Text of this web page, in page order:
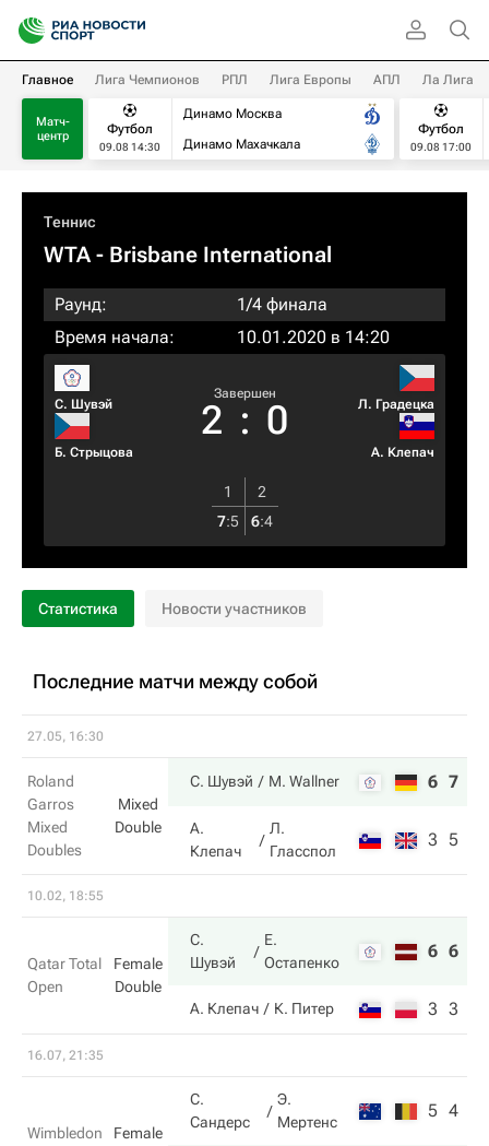
Главное Лига Чемпионов РПЛ Лига Европы АПЛ Ла Лига
Матч-
центр
Футбол
09.08 14:30
Динамо Москва
Динамо Махачкала
Футбол
09.08 17:00
Теннис
WTA- Brisbane International
Раунд:
1/4 финала
Время начала:
10.01.2020 в 14:20
С. Шувэй
Б. Стрыцова
Завершен
2 : 0 Л. Градецка
А. Клепач
1
2
7:5 6:4
Статистика Новости участников
Последние матчи между собой
27.05, 16:30
Roland
Garros
Mixed
Doubles
Mixed
Double
С. Шувэй M. Wallner 6 7
А.
Клепач
Л.
Гласспол
3 5
10.02, 18:55
Qatar Total
Open
Female
Double
С.
Шувэй
Е.
Остапенко
6 6
А. Клепач К. Питер 3 3
16.07, 21:35
Wimbledon
Female
С.
Сандерс
Э.
Мертенс
5 4